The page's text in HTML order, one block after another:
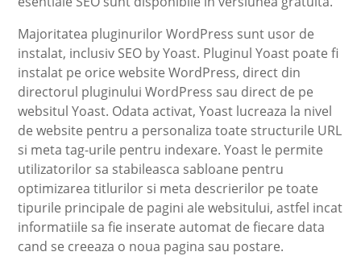
Majoritatea pluginurilor WordPress sunt usor de
instalat, inclusiv SEO by Yoast. Pluginul Yoast poate fi
instalat pe orice website WordPress, direct din
directorul pluginului WordPress sau direct de pe
websitul Yoast. Odata activat, Yoast lucreaza la nivel
de website pentru a personaliza toate structurile URL
si meta tag-urile pentru indexare. Yoast le permite
utilizatorilor sa stabileasca sabloane pentru
optimizarea titlurilor si meta descrierilor pe toate
tipurile principale de pagini ale websitului, astfel incat
informatiile sa fie inserate automat de fiecare data
cand se creeaza o noua pagina sau postare.